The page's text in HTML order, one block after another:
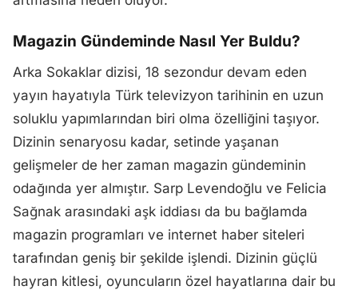
Magazin Gündeminde Nasıl Yer Buldu?
Arka Sokaklar dizisi, 18 sezondur devam eden
yayın hayatıyla Türk televizyon tarihinin en uzun
soluklu yapımlarından biri olma özelliğini taşıyor.
Dizinin senaryosu kadar, setinde yaşanan
gelişmeler de her zaman magazin gündeminin
odağında yer almıştır. Sarp Levendoğlu ve Felicia
Sağnak arasındaki aşk iddiası da bu bağlamda
magazin programları ve internet haber siteleri
tarafından geniş bir şekilde işlendi. Dizinin güçlü
hayran kitlesi, oyuncuların özel hayatlarına dair bu